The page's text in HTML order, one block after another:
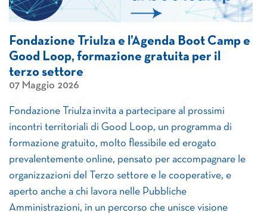
Fondazione Triulza e l’Agenda Boot Camp e
Good Loop, formazione gratuita per il
terzo settore
07 Maggio 2026
Fondazione Triulza invita a partecipare al prossimi
incontri territoriali di Good Loop, un programma di
formazione gratuito, molto flessibile ed erogato
prevalentemente online, pensato per accompagnare le
organizzazioni del Terzo settore e le cooperative, e
aperto anche a chi lavora nelle Pubbliche
Amministrazioni, in un percorso che unisce visione